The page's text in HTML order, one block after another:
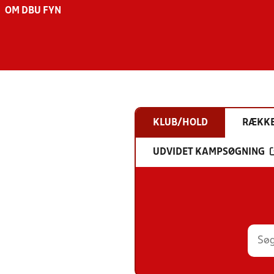
OM DBU FYN
KLUB/HOLD
UDVIDET KAMPSØGNING